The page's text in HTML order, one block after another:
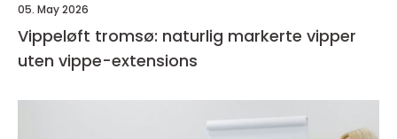
05. May 2026
Vippeløft tromsø: naturlig markerte vipper
uten vippe-extensions